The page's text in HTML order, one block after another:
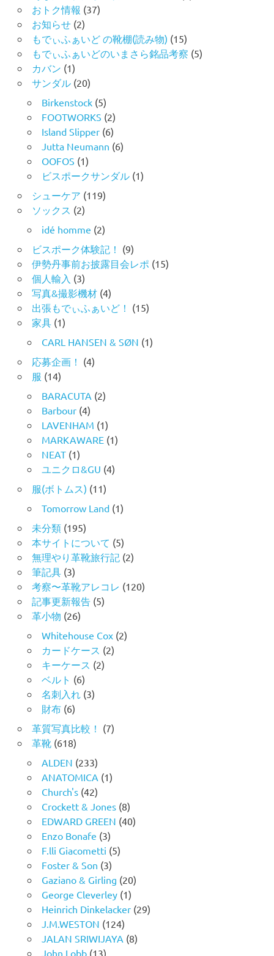
おトク情報 (37)
お知らせ(2)
もでぃふぁいど の靴棚(読み物) (15)
もでぃふぁいどのいまさら銘品考察 (5)
カバン (1)
サンダル(20)
Birkenstock(5)
FOOTWORKS (2)
Island Slipper(6)
Jutta Neumann (6)
OOFOS (1)
ビスポークサンダル(1)
シューケア (119)
ソックス (2)
idé homme (2)
ビスポーク体験記！ (9)
伊勢丹事前お披露目会レポ (15)
個人輸入 (3)
写真&撮影機材(4)
出張もでぃふぁいど！ (15)
家具(1)
CARL HANSEN & SØN (1)
応募企画！ (4)
服 (14)
BARACUTA (2)
Barbour(4)
LAVENHAM (1)
MARKAWARE(1)
NEAT(1)
ユニクロ&GU (4)
服(ボトムス) (11)
Tomorrow Land(1)
未分類(195)
本サイトについて (5)
無理やり革靴旅行記 (2)
筆記具(3)
考察〜革靴アレコレ (120)
記事更新報告(5)
革小物 (26)
Whitehouse Cox(2)
カードケース (2)
キーケース (2)
ベルト (6)
名刺入れ (3)
財布(6)
革質写真比較！ (7)
革靴(618)
ALDEN (233)
ANATOMICA (1)
Church's(42)
Crockett & Jones(8)
EDWARD GREEN (40)
Enzo Bonafe (3)
F.lli Giacometti (5)
Foster & Son (3)
Gaziano & Girling (20)
George Cleverley(1)
Heinrich Dinkelacker(29)
J.M.WESTON (124)
JALAN SRIWIJAYA (8)
John Lobb(13)